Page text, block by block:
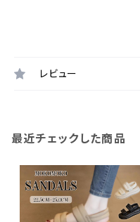
レビュー
最近チェックした商品